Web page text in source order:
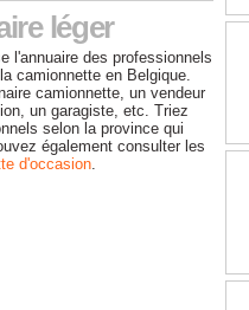
& Garnissage
léger
l'annuaire des professionnels
camionnette en Belgique.
camionnette, un vendeur
un garagiste, etc. Triez
selon la province qui
également consulter les
d'occasion.